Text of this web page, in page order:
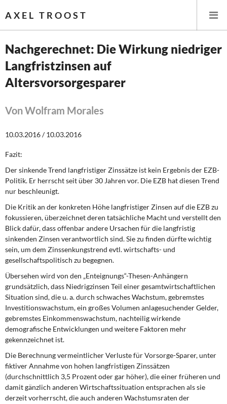
AXEL TROOST
Startseite
Leitlinien linker Wirtschafts- und Finanzpolitik
Wirtschaftspolitik
Öffentliche Infrastruktur und Daseinsvorsorge
Eurokrise und Griechenland
DIE LINKE
Weitere Themen
Memo-Gruppe
Institut Solidarische Moderne
Rosa-Luxemburg-Stiftung
Über mich
Kontakt
Nachgerechnet: Die Wirkung niedriger
Langfristzinsen auf
Altersvorsorgesparer
Von Wolfram Morales
10.03.2016 / 10.03.2016
Fazit:
Der sinkende Trend langfristiger Zinssätze ist kein Ergebnis der EZB-
Politik. Er herrscht seit über 30 Jahren vor. Die EZB hat diesen Trend
nur beschleunigt.
Die Kritik an der konkreten Höhe langfristiger Zinsen auf die EZB zu
fokussieren, überzeichnet deren tatsächliche Macht und verstellt den
Blick dafür, dass offenbar andere Ursachen für die langfristig
sinkenden Zinsen verantwortlich sind. Sie zu finden dürfte wichtig
sein, um dem Zinssenkungstrend evtl. wirtschafts- und
gesellschaftspolitisch zu begegnen.
Übersehen wird von den „Enteignungs“-Thesen-Anhängern
grundsätzlich, dass Niedrigzinsen Teil einer gesamtwirtschaftlichen
Situation sind, die u. a. durch schwaches Wachstum, gebremstes
Investitionswachstum, ein großes Volumen anlagesuchender Gelder,
gebremstes Einkommenswachstum, nachteilig wirkende
demografische Entwicklungen und weitere Faktoren mehr
gekennzeichnet ist.
Die Berechnung vermeintlicher Verluste für Vorsorge-Sparer, unter
fiktiver Annahme von hohen langfristigen Zinssätzen
(durchschnittlich 3,5 Prozent oder gar höher), die einer früheren und
damit gänzlich anderen Wirtschaftssituation entsprachen als sie
derzeit vorherrscht, die auch anderen Wachstumsraten der